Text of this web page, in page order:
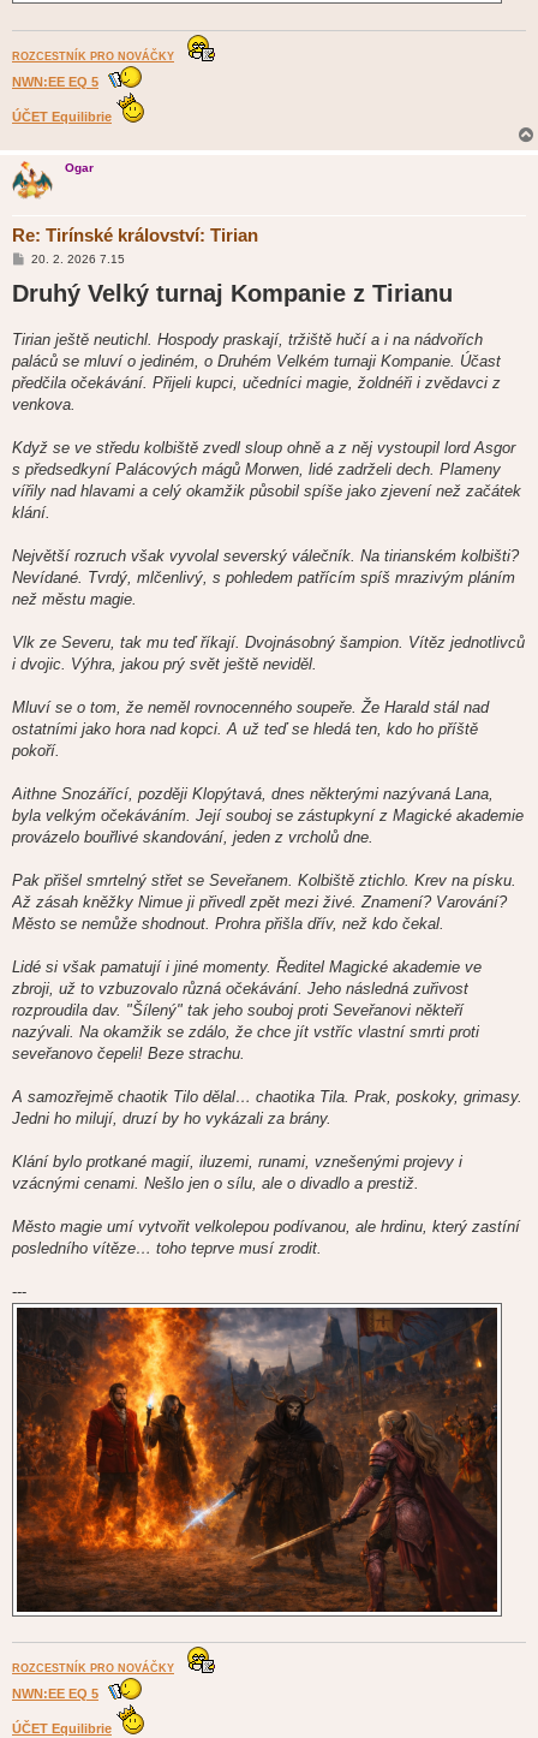
ROZCESTNÍK PRO NOVÁČKY
NWN:EE EQ 5
ÚČET Equilibrie
Ogar
Re: Tirínské království: Tirian
P
í
s
v
e
20. 2. 2026 7.15
Druhý Velký turnaj Kompanie z Tirianu
Tirian ještě neutichl. Hospody praskají, tržiště hučí a i na nádvořích
paláců se mluví o jediném, o Druhém Velkém turnaji Kompanie. Účast
předčila očekávání. Přijeli kupci, učedníci magie, žoldnéři i zvědavci z
venkova.
Když se ve středu kolbiště zvedl sloup ohně a z něj vystoupil lord Asgor
s předsedkyní Palácových mágů Morwen, lidé zadrželi dech. Plameny
vířily nad hlavami a celý okamžik působil spíše jako zjevení než začátek
klání.
Největší rozruch však vyvolal severský válečník. Na tirianském kolbišti?
Nevídané. Tvrdý, mlčenlivý, s pohledem patřícím spíš mrazivým pláním
než městu magie.
Vlk ze Severu, tak mu teď říkají. Dvojnásobný šampion. Vítěz jednotlivců
i dvojic. Výhra, jakou prý svět ještě neviděl.
Mluví se o tom, že neměl rovnocenného soupeře. Že Harald stál nad
ostatními jako hora nad kopci. A už teď se hledá ten, kdo ho příště
pokoří.
Aithne Snozářící, později Klopýtavá, dnes některými nazývaná Lana,
byla velkým očekáváním. Její souboj se zástupkyní z Magické akademie
provázelo bouřlivé skandování, jeden z vrcholů dne.
Pak přišel smrtelný střet se Seveřanem. Kolbiště ztichlo. Krev na písku.
Až zásah kněžky Nimue ji přivedl zpět mezi živé. Znamení? Varování?
Město se nemůže shodnout. Prohra přišla dřív, než kdo čekal.
Lidé si však pamatují i jiné momenty. Ředitel Magické akademie ve
zbroji, už to vzbuzovalo různá očekávání. Jeho následná zuřivost
rozproudila dav. "Šílený" tak jeho souboj proti Seveřanovi někteří
nazývali. Na okamžik se zdálo, že chce jít vstříc vlastní smrti proti
seveřanovo čepeli! Beze strachu.
A samozřejmě chaotik Tilo dělal… chaotika Tila. Prak, poskoky, grimasy.
Jedni ho milují, druzí by ho vykázali za brány.
Klání bylo protkané magií, iluzemi, runami, vznešenými projevy i
vzácnými cenami. Nešlo jen o sílu, ale o divadlo a prestiž.
Město magie umí vytvořit velkolepou podívanou, ale hrdinu, který zastíní
posledního vítěze… toho teprve musí zrodit.
---
ROZCESTNÍK PRO NOVÁČKY
NWN:EE EQ 5
ÚČET Equilibrie